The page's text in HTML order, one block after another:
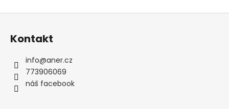
Z
Kontakt
info@aner.cz
773906069
náš facebook